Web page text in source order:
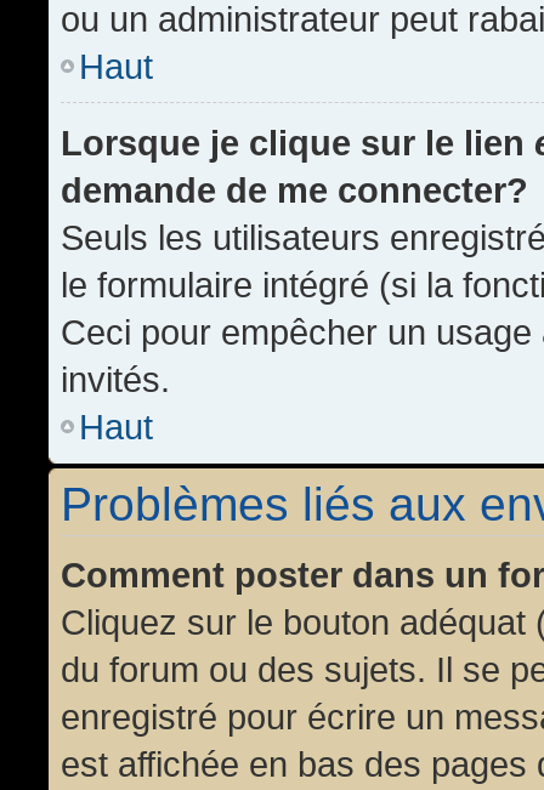
ou un administrateur peut
Haut
Lorsque je clique sur le lien
demande de me connecter?
Seuls les utilisateurs
le formulaire intégré (si la
Ceci pour empêcher un
invités.
Haut
Problèmes liés aux
Comment poster dans un
Cliquez sur le bouton
du forum ou des sujets. Il se
enregistré pour écrire un
est affichée en bas des